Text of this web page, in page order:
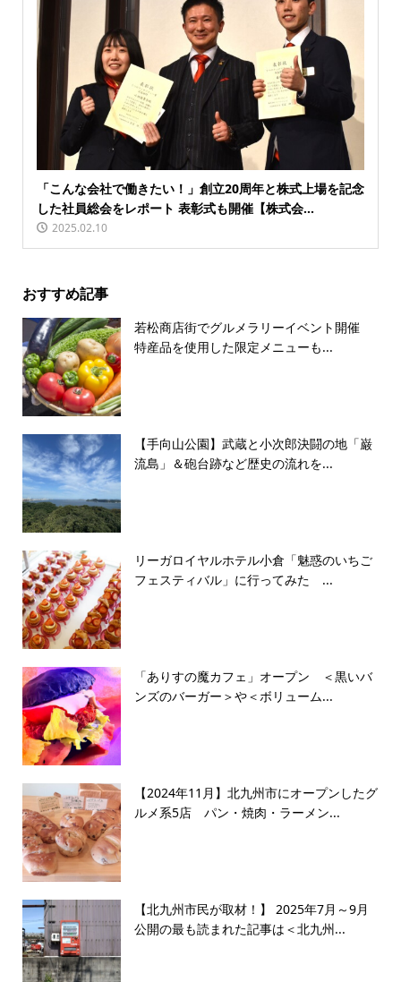
「こんな会社で働きたい！」創立20周年と株式上場を記念
した社員総会をレポート 表彰式も開催【株式会...
2025.02.10
おすすめ記事
若松商店街でグルメラリーイベント開催
特産品を使用した限定メニューも...
【手向山公園】武蔵と小次郎決闘の地「巌
流島」＆砲台跡など歴史の流れを...
リーガロイヤルホテル小倉「魅惑のいちご
フェスティバル」に行ってみた ...
「ありすの魔カフェ」オープン ＜黒いバ
ンズのバーガー＞や＜ボリューム...
【2024年11月】北九州市にオープンしたグ
ルメ系5店 パン・焼肉・ラーメン...
【北九州市民が取材！】 2025年7月～9月
公開の最も読まれた記事は＜北九州...